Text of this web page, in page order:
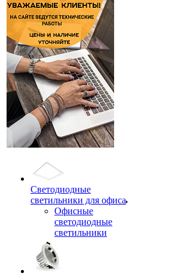
Светодиодные
светильники для офиса
Офисные
светодиодные
светильники